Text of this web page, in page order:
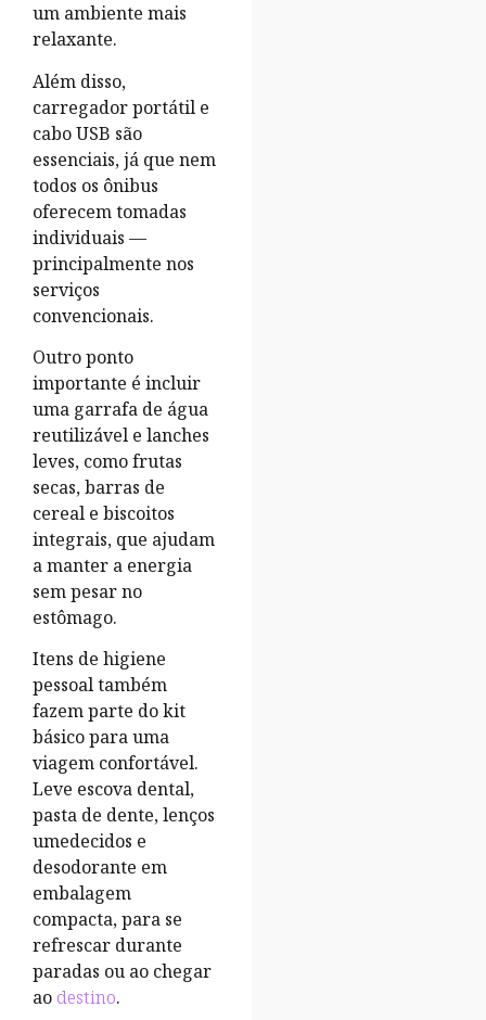
um ambiente mais
relaxante.
Além disso,
carregador portátil e
cabo USB são
essenciais, já que nem
todos os ônibus
oferecem tomadas
individuais —
principalmente nos
serviços
convencionais.
Outro ponto
importante é incluir
uma garrafa de água
reutilizável e lanches
leves, como frutas
secas, barras de
cereal e biscoitos
integrais, que ajudam
a manter a energia
sem pesar no
estômago.
Itens de higiene
pessoal também
fazem parte do kit
básico para uma
viagem confortável.
Leve escova dental,
pasta de dente, lenços
umedecidos e
desodorante em
embalagem
compacta, para se
refrescar durante
paradas ou ao chegar
ao destino.